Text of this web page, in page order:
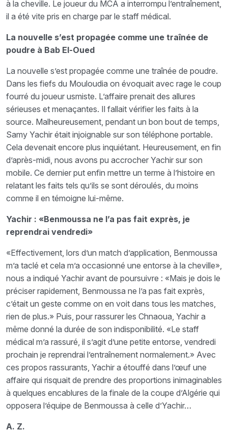
à la cheville. Le joueur du MCA a interrompu l’entraînement,
il a été vite pris en charge par le staff médical.
La nouvelle s’est propagée comme une traînée de
poudre à Bab El-Oued
La nouvelle s’est propagée comme une traînée de poudre.
Dans les fiefs du Mouloudia on évoquait avec rage le coup
fourré du joueur usmiste. L’affaire prenait des allures
sérieuses et menaçantes. Il fallait vérifier les faits à la
source. Malheureusement, pendant un bon bout de temps,
Samy Yachir était injoignable sur son téléphone portable.
Cela devenait encore plus inquiétant. Heureusement, en fin
d’après-midi, nous avons pu accrocher Yachir sur son
mobile. Ce dernier put enfin mettre un terme à l’histoire en
relatant les faits tels qu’ils se sont déroulés, du moins
comme il en témoigne lui-même.
Yachir : «Benmoussa ne l’a pas fait exprès, je
reprendrai vendredi»
«Effectivement, lors d’un match d’application, Benmoussa
m’a taclé et cela m’a occasionné une entorse à la cheville»,
nous a indiqué Yachir avant de poursuivre : «Mais je dois le
préciser rapidement, Benmoussa ne l’a pas fait exprès,
c’était un geste comme on en voit dans tous les matches,
rien de plus.» Puis, pour rassurer les Chnaoua, Yachir a
même donné la durée de son indisponibilité. «Le staff
médical m’a rassuré, il s’agit d’une petite entorse, vendredi
prochain je reprendrai l’entraînement normalement.» Avec
ces propos rassurants, Yachir a étouffé dans l’œuf une
affaire qui risquait de prendre des proportions inimaginables
à quelques encablures de la finale de la coupe d’Algérie qui
opposera l’équipe de Benmoussa à celle d’Yachir…
A. Z.